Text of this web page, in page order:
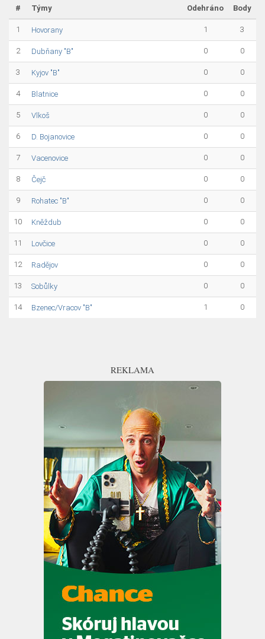
# Týmy Odehráno Body
1 Hovorany 1 3
2 Dubňany "B" 0 0
3 Kyjov "B" 0 0
4 Blatnice 0 0
5 Vlkoš 0 0
6 D. Bojanovice 0 0
7 Vacenovice 0 0
8 Čejč 0 0
9 Rohatec "B" 0 0
10 Kněždub 0 0
11 Lovčice 0 0
12 Radějov 0 0
13 Sobůlky 0 0
14 Bzenec/Vracov "B" 1 0
REKLAMA